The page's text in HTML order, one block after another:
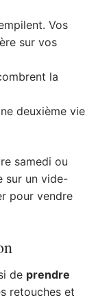
Vos
sur vos
la
deuxième vie
samedi ou
sur un vide-
pour vendre
de prendre
retouches et